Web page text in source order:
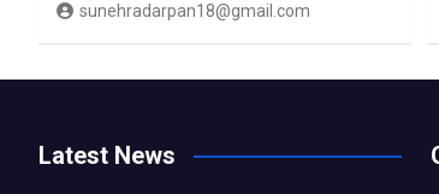
sunehradarpan18@gmail.com
Latest News